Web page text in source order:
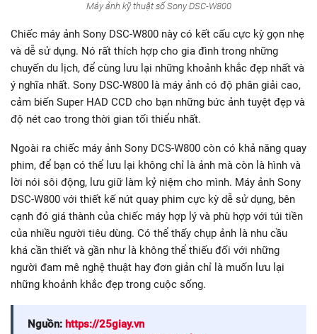
Máy ảnh kỹ thuật số Sony DSC-W800
Chiếc máy ảnh Sony DSC-W800 này có kết cấu cực kỳ gọn nhẹ
và dễ sử dụng. Nó rất thích hợp cho gia đình trong những
chuyến du lịch, để cùng lưu lại những khoảnh khắc đẹp nhất và
ý nghĩa nhất. Sony DSC-W800 là máy ảnh có độ phân giải cao,
cảm biến Super HAD CCD cho bạn những bức ảnh tuyệt đẹp và
độ nét cao trong thời gian tối thiểu nhất.
Ngoài ra chiếc máy ảnh Sony DCS-W800 còn có khả năng quay
phim, để bạn có thể lưu lại không chỉ là ảnh mà còn là hình và
lời nói sôi động, lưu giữ làm kỷ niệm cho mình. Máy ảnh Sony
DSC-W800 với thiết kế nút quay phim cực kỳ dễ sử dụng, bên
cạnh đó giá thành của chiếc máy hợp lý và phù hợp với túi tiền
của nhiều người tiêu dùng. Có thể thấy chụp ảnh là nhu cầu
khá cần thiết và gần như là không thể thiếu đối với những
người đam mê nghệ thuật hay đơn giản chỉ là muốn lưu lại
những khoảnh khắc đẹp trong cuộc sống.
Nguồn: https://25giay.vn